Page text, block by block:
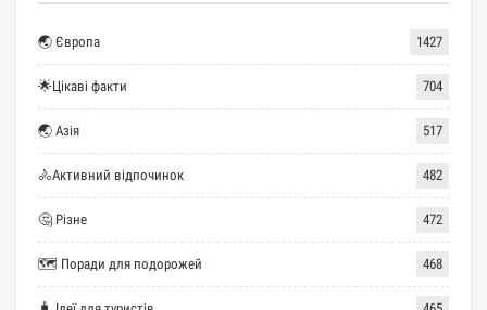
🌏 Європа 1427
🌟Цікаві факти 704
🌏 Азія 517
🚴Активний відпочинок 482
🤔 Різне 472
🗺 Поради для подорожей 468